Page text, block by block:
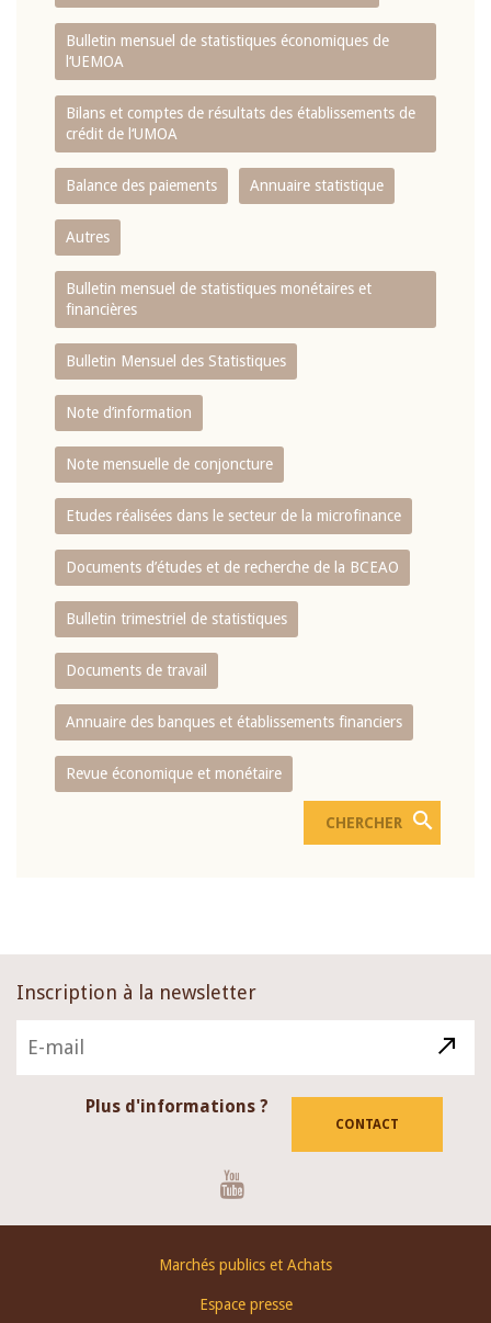
Bulletin mensuel de statistiques économiques de
l‘UEMOA
Bilans et comptes de résultats des établissements de
crédit de l‘UMOA
Balance des paiements Annuaire statistique
Autres
Bulletin mensuel de statistiques monétaires et
financières
Bulletin Mensuel des Statistiques
Note d’information
Note mensuelle de conjoncture
Etudes réalisées dans le secteur de la microfinance
Documents d’études et de recherche de la BCEAO
Bulletin trimestriel de statistiques
Documents de travail
Annuaire des banques et établissements financiers
Revue économique et monétaire
Inscription à la newsletter
Plus d'informations ?
CONTACT
Marchés publics et Achats
Espace presse